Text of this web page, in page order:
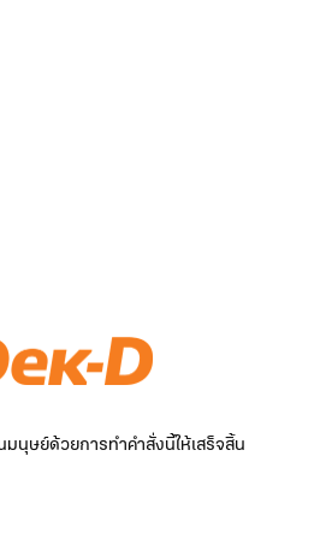
นุษย์ด้วยการทำคำสั่งนี้ให้เสร็จสิ้น